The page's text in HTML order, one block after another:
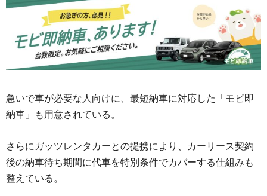
急いで車が必要な人向けに、最短納車に対応した「モビ即
納車」も用意されている。
さらにガッツレンタカーとの提携により、カーリース契約
後の納車待ち期間に代車を特別条件でカバーする仕組みも
整えている。